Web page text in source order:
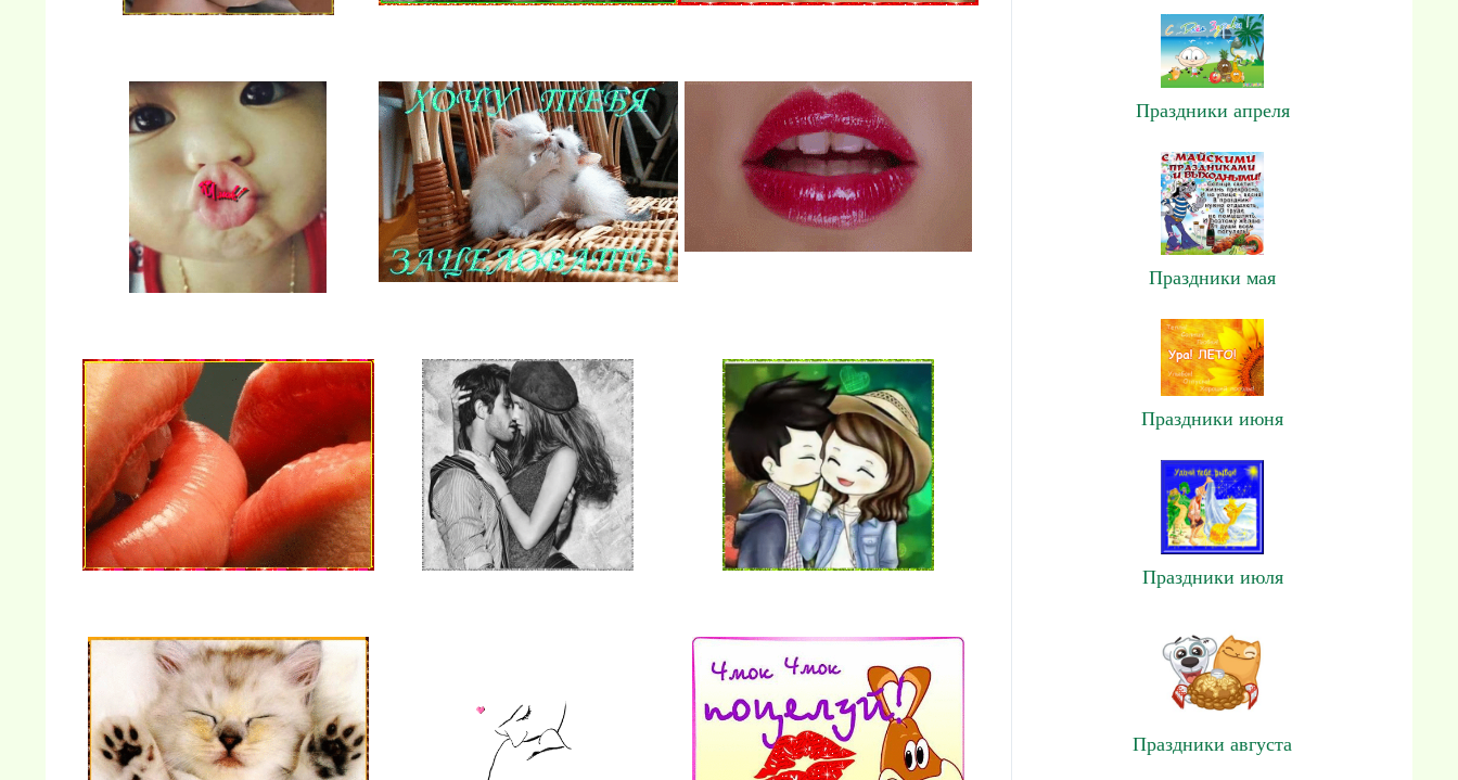
Праздники апреля
Праздники мая
Праздники июня
Праздники июля
Праздники августа